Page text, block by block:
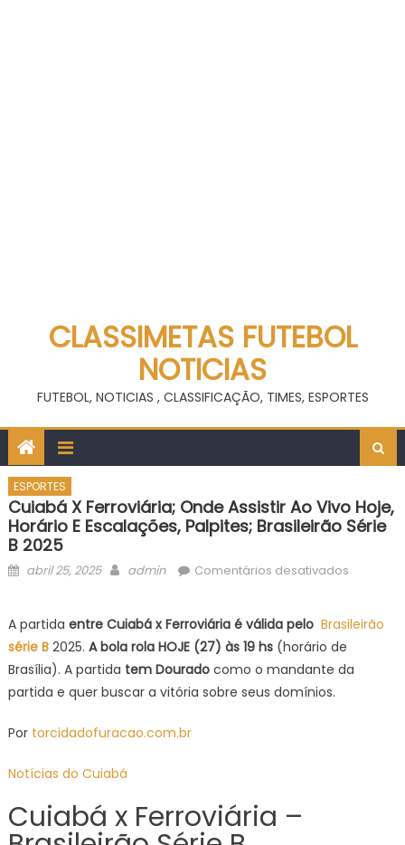
CLASSIMETAS FUTEBOL
NOTICIAS
FUTEBOL, NOTICIAS , CLASSIFICAÇÃO, TIMES, ESPORTES
ESPORTES
Cuiabá X Ferroviária; Onde Assistir Ao Vivo Hoje,
Horário E Escalações, Palpites; Brasileirão Série
B 2025
Posted
abril 25, 2025 Author
admin Comentários desativadosem
assistir
A partida entre Cuiabá x Ferroviária é válida pelo Brasileirão
série B2025. A bola rola HOJE (27) às 19 hs (horário de
Brasília). A partida tem Dourado como o mandante da
partida e quer buscar a vitória sobre seus domínios.
Por torcidadofuracao.com.br
Notícias do Cuiabá
Cuiabá x Ferroviária –